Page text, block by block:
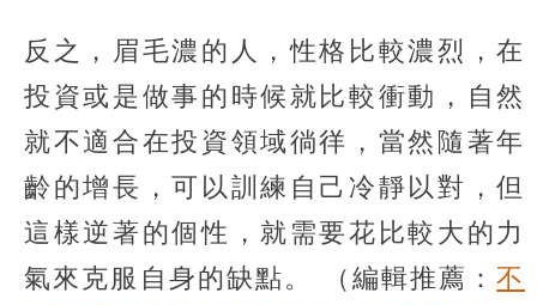
反之，眉毛濃的人，性格比較濃烈，在
投資或是做事的時候就比較衝動，自然
就不適合在投資領域徜徉，當然隨著年
齡的增長，可以訓練自己冷靜以對，但
這樣逆著的個性，就需要花比較大的力
氣來克服自身的缺點。
（編輯推薦：不